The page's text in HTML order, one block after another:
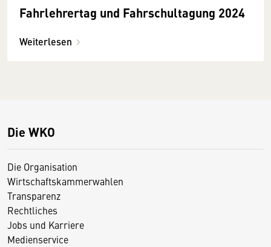
Fahrlehrertag und Fahrschul­tagung 2024
Weiterlesen
Die WKO
Die Organisation
Wirtschaftskammerwahlen
Transparenz
Rechtliches
Jobs und Karriere
Medienservice